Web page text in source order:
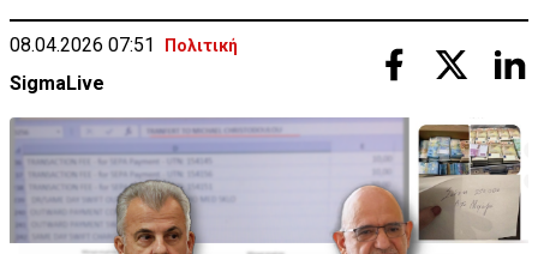
08.04.2026 07:51 Πολιτική
SigmaLive